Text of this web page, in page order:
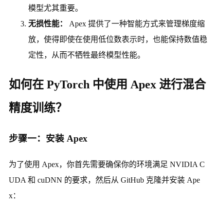
模型尤其重要。
无损性能：
Apex 提供了一种智能方式来管理梯度缩
放，使得即使在使用低位数表示时，也能保持数值稳
定性，从而不牺牲最终模型性能。
如何在 PyTorch 中使用 Apex 进行混合
精度训练？
步骤一：安装 Apex
为了使用 Apex，你首先需要确保你的环境满足 NVIDIA C
UDA 和 cuDNN 的要求，然后从 GitHub 克隆并安装 Ape
x：